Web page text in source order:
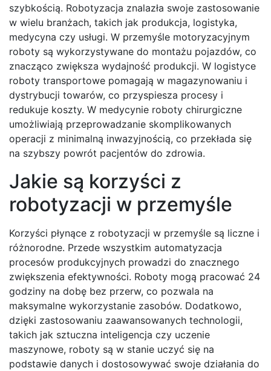
szybkością. Robotyzacja znalazła swoje zastosowanie
w wielu branżach, takich jak produkcja, logistyka,
medycyna czy usługi. W przemyśle motoryzacyjnym
roboty są wykorzystywane do montażu pojazdów, co
znacząco zwiększa wydajność produkcji. W logistyce
roboty transportowe pomagają w magazynowaniu i
dystrybucji towarów, co przyspiesza procesy i
redukuje koszty. W medycynie roboty chirurgiczne
umożliwiają przeprowadzanie skomplikowanych
operacji z minimalną inwazyjnością, co przekłada się
na szybszy powrót pacjentów do zdrowia.
Jakie są korzyści z
robotyzacji w przemyśle
Korzyści płynące z robotyzacji w przemyśle są liczne i
różnorodne. Przede wszystkim automatyzacja
procesów produkcyjnych prowadzi do znacznego
zwiększenia efektywności. Roboty mogą pracować 24
godziny na dobę bez przerw, co pozwala na
maksymalne wykorzystanie zasobów. Dodatkowo,
dzięki zastosowaniu zaawansowanych technologii,
takich jak sztuczna inteligencja czy uczenie
maszynowe, roboty są w stanie uczyć się na
podstawie danych i dostosowywać swoje działania do